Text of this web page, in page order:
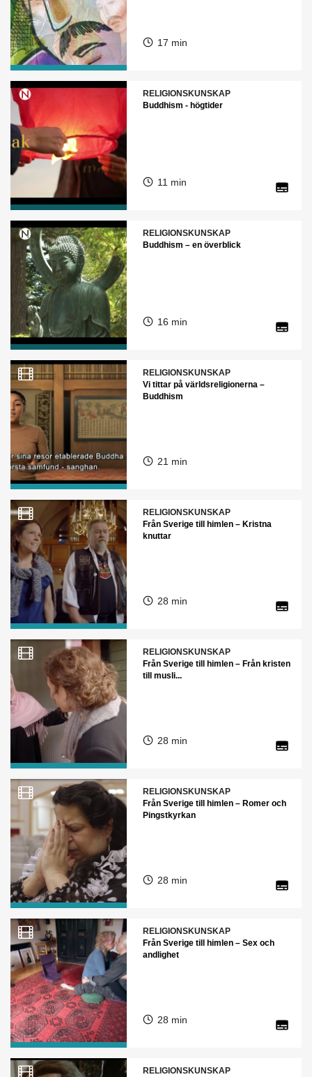
17 min
RELIGIONSKUNSKAP
Buddhism - högtider
11 min
RELIGIONSKUNSKAP
Buddhism – en överblick
16 min
RELIGIONSKUNSKAP
Vi tittar på världsreligionerna –
Buddhism
21 min
RELIGIONSKUNSKAP
Från Sverige till himlen – Kristna
knuttar
28 min
RELIGIONSKUNSKAP
Från Sverige till himlen – Från kristen
till musli...
28 min
RELIGIONSKUNSKAP
Från Sverige till himlen – Romer och
Pingstkyrkan
28 min
RELIGIONSKUNSKAP
Från Sverige till himlen – Sex och
andlighet
28 min
RELIGIONSKUNSKAP